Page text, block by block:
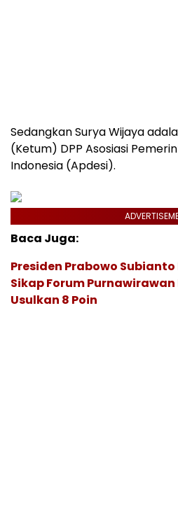
Sedangkan Surya Wijaya
(Ketum) DPP Asosiasi
Indonesia (Apdesi).
Baca Juga:
Presiden Prabowo
Sikap Forum
Usulkan 8 Poin